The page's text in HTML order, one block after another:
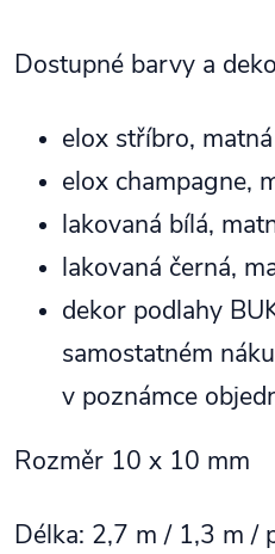
Dostupné barvy a
elox stříbro, matná
elox champagne,
lakovaná bílá,
lakovaná černá,
dekor podlahy
samostatném
v poznámce
Rozměr 10 x 10 mm
Délka: 2,7 m / 1,3 m /